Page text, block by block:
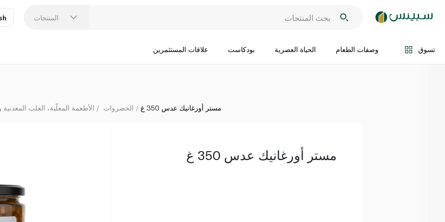
المنتجات
تسوق وصفات الطعام الحياة العصرية بودكاست علاقات المستثمرين
اضف الى السلة
الأطعمة المعلّبة، العلب المعدنية الخضروات مستر أورغانيك عدس 350 غ
مستر أورغانيك عدس 350 غ